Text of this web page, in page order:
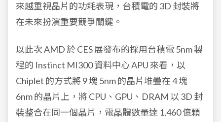
來越重視晶片的功耗表現，台積電的 3D 封裝將
在未來扮演重要競爭關鍵。
以此次 AMD 於 CES 展發布的採用台積電 5nm 製
程的 Instinct MI300 資料中心 APU 來看，以
Chiplet 的方式將 9 塊 5nm 的晶片堆疊在 4 塊
6nm 的晶片上，將 CPU、GPU、DRAM 以 3D 封
裝整合在同一個晶片，電晶體數量達 1,460 億顆